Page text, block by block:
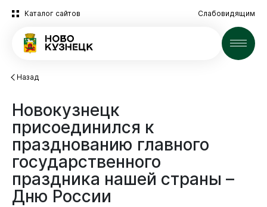
Каталог сайтов Слабовидящим
Новости
Назад
Новокузнецк
присоединился к
празднованию главного
государственного
праздника нашей страны –
Дню России